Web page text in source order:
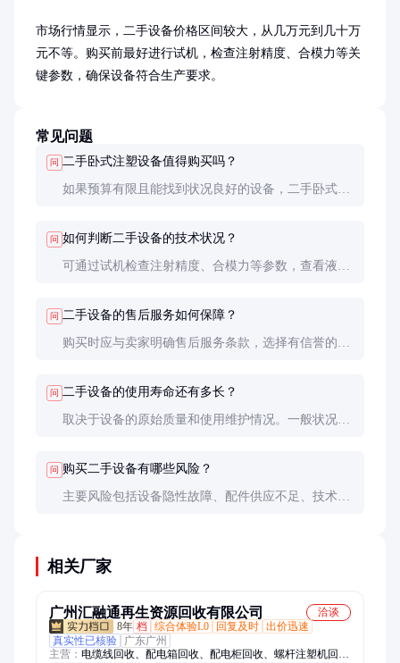
市场行情显示，二手设备价格区间较大，从几万元到几十万
元不等。购买前最好进行试机，检查注射精度、合模力等关
键参数，确保设备符合生产要求。
常见问题
问 二手卧式注塑设备值得购买吗？
如果预算有限且能找到状况良好的设备，二手卧式注
问 如何判断二手设备的技术状况？
可通过试机检查注射精度、合模力等参数，查看液压
问 二手设备的售后服务如何保障？
购买时应与卖家明确售后服务条款，选择有信誉的供
问 二手设备的使用寿命还有多长？
取决于设备的原始质量和使用维护情况。一般状况良
问 购买二手设备有哪些风险？
主要风险包括设备隐性故障、配件供应不足、技术落
相关厂家
广州汇融通再生资源回收有限公司
洽谈
8年 档 综合体验L0 回复及时 出价迅速
真实性已核验
广东广州
主营： 电缆线回收、配电箱回收、配电柜回收、螺杆注塑机回